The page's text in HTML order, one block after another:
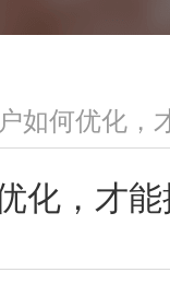
如何优化，
化，才